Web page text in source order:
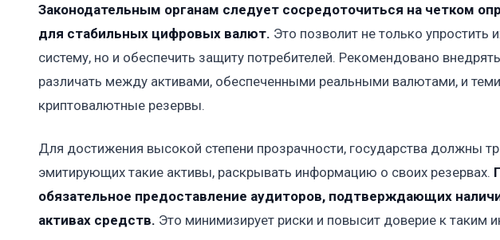
Законодательным органам следует сосредоточиться на четком
для стабильных цифровых валют. Это позволит не только упростить
систему, но и обеспечить защиту потребителей. Рекомендовано
различать между активами, обеспеченными реальными валютами, и
криптовалютные резервы.
Для достижения высокой степени прозрачности, государства должны
эмитирующих такие активы, раскрывать информацию о своих резервах.
обязательное предоставление аудиторов, подтверждающих
активах средств. Это минимизирует риски и повысит доверие к таким